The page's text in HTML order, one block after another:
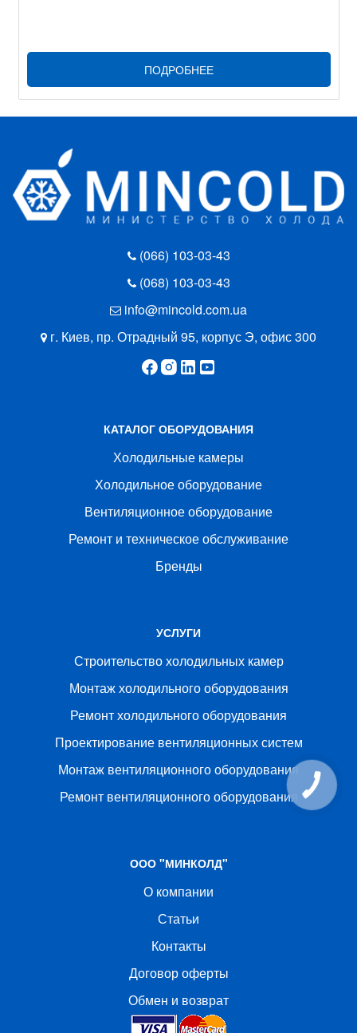
ПОДРОБНЕЕ
(066) 103-03-43
(068) 103-03-43
info@mincold.com.ua
г. Киев, пр. Отрадный 95, корпус Э, офис 300
КАТАЛОГ ОБОРУДОВАНИЯ
Холодильные камеры
Холодильное оборудование
Вентиляционное оборудование
Ремонт и техническое обслуживание
Бренды
УСЛУГИ
Строительство холодильных камер
Монтаж холодильного оборудования
Ремонт холодильного оборудования
Проектирование вентиляционных систем
Монтаж вентиляционного оборудования
Ремонт вентиляционного оборудования
ООО "МИНКОЛД"
О компании
Статьи
Контакты
Договор оферты
Обмен и возврат